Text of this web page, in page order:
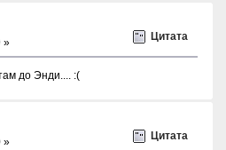
»
Цитата
до Энди.... :(
»
Цитата